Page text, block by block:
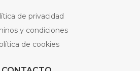
de privacidad
y condiciones
de cookies